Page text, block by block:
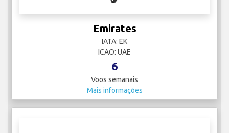
Emirates
IATA: EK
ICAO: UAE
6
Voos semanais
Mais informações